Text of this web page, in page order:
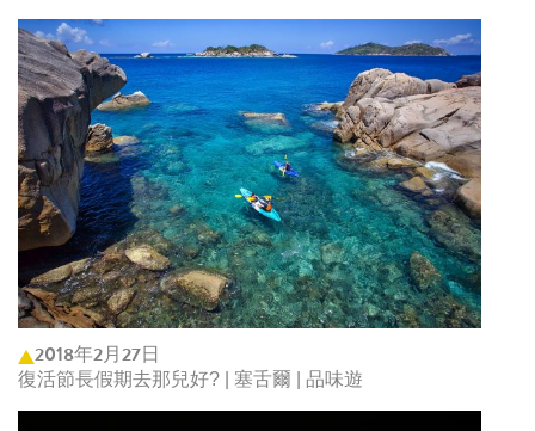
2018年2月27日
復活節長假期去那兒好? | 塞舌爾 | 品味遊